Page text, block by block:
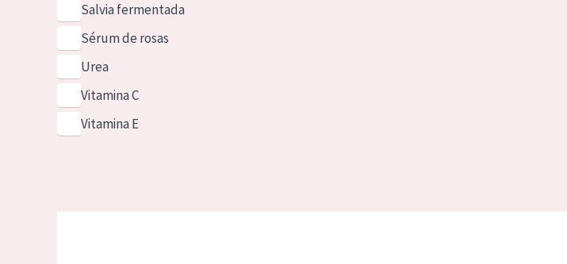
Salvia fermentada
Sérum de rosas
Urea
Vitamina C
Vitamina E